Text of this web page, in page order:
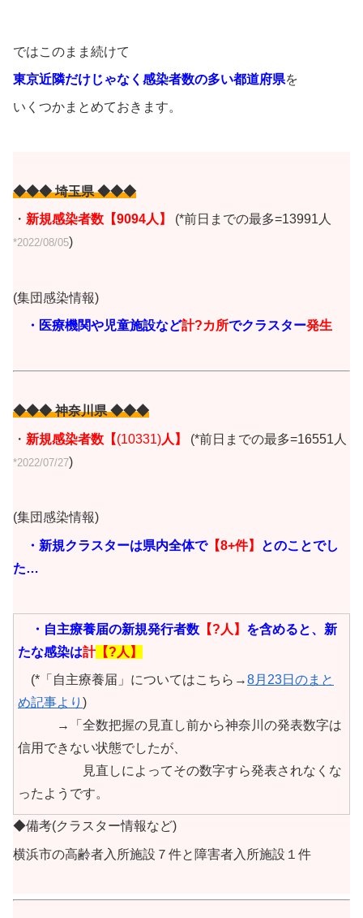
ではこのまま続けて
東京近隣だけじゃなく 感染者数の多い都道府県を
いくつかまとめておきます。
◆◆◆ 埼玉県 ◆◆◆
・ 新規感染者数【9094人】 (*前日までの最多=13991人
*2022/08/05)
(集団感染情報)
・医療機関や児童施設など計?カ所でクラスター発生
◆◆◆ 神奈川県 ◆◆◆
・ 新規感染者数【(10331)人 】 (*前日までの最多=16551人
*2022/07/27)
(集団感染情報)
・新規クラスターは県内全体で【8+件】
とのことでし
た…
・自主療養届の新規発行者数 【?人】 を含めると、新
たな感染は計 【?人】
(*「自主療養届」についてはこちら→8月23日のまと
め記事より )
→「全数把握の見直し前から神奈川の発表数字は
信用できない状態でしたが、
見直しによってその数字すら発表されなくな
ったようです。
◆備考(クラスター情報など)
横浜市の高齢者入所施設７件と障害者入所施設１件